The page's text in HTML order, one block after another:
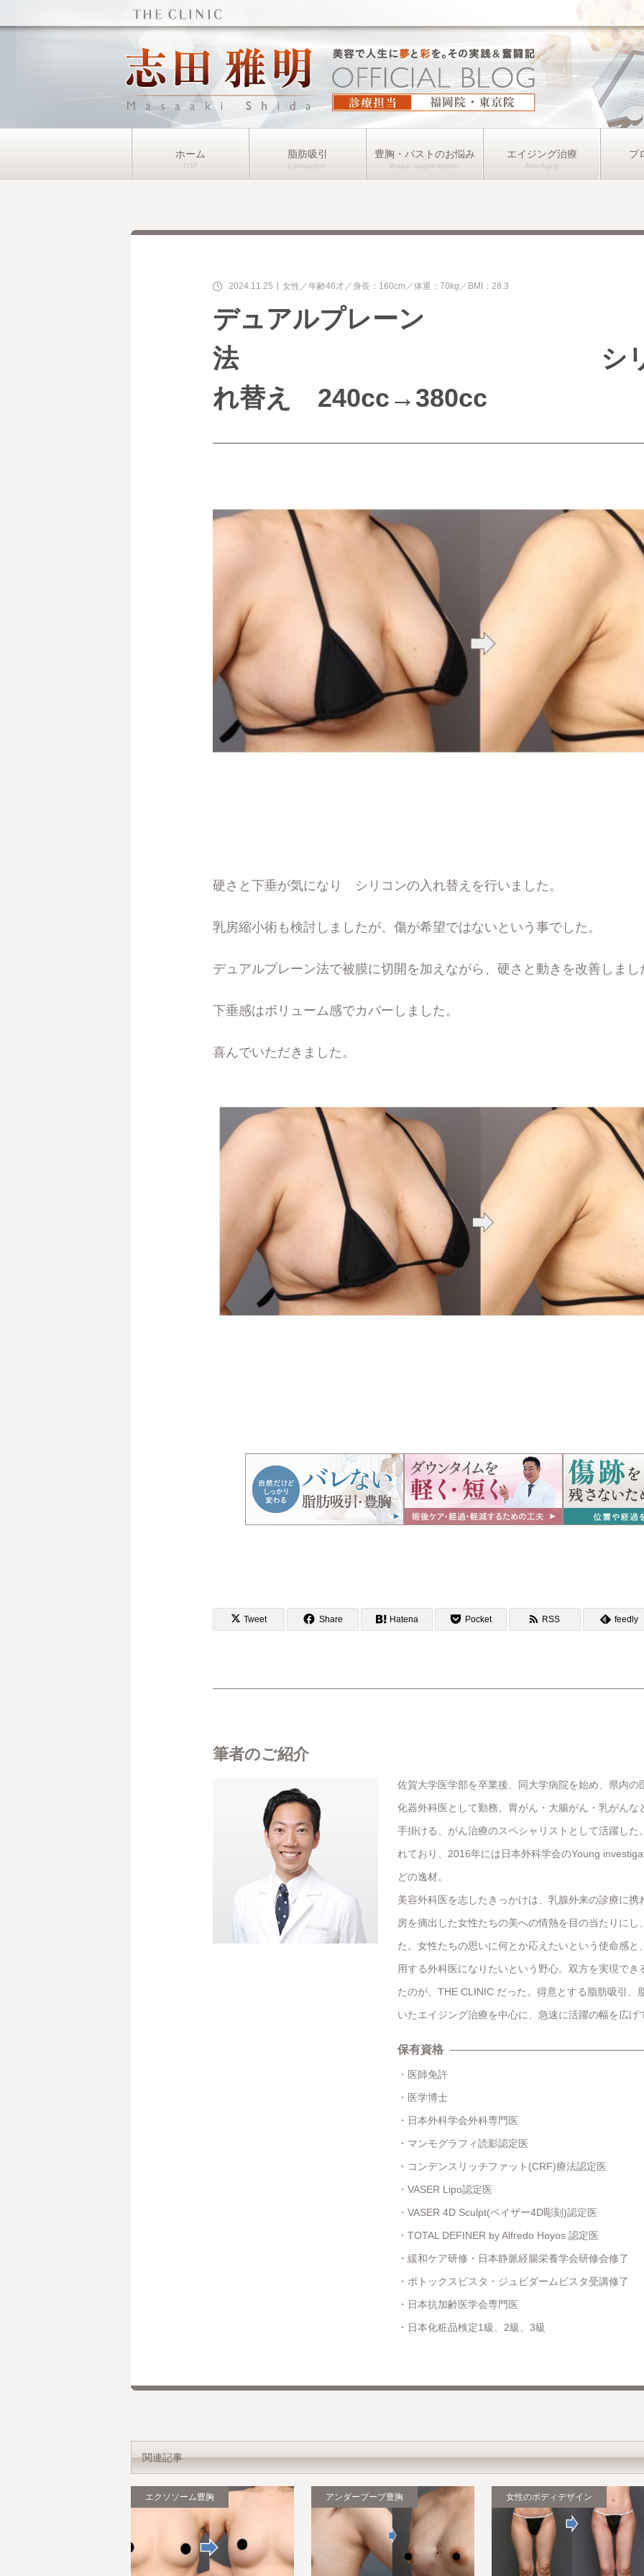
ホーム 脂肪吸引 豊胸・バストのお悩み エイジング治療 プ
2024.11.25 女性 年齢46才 身長：160cm 体重：70kg BMI：28.3
デュアルプレーン
法 シリコ
れ替え 240cc→380cc
硬さと下垂が気になり シリコンの入れ替えを行いました。
乳房縮小術も検討しましたが、傷が希望ではないという事でした。
デュアルプレーン法で被膜に切開を加えながら、硬さと動きを改善しまし
下垂感はボリューム感でカバーしました。
喜んでいただきました。
Tweet Share Hatena Pocket RSS feedly
筆者のご紹介
佐賀大学医学部を卒業後、同大学病院を始め、県内の
化器外科医として勤務。胃がん・大腸がん・乳がんな
手掛ける、がん治療のスペシャリストとして活躍した
れており、2016年には日本外科学会のYoung
どの逸材。
美容外科医を志したきっかけは、乳腺外来の診療に携
房を摘出した女性たちの美への情熱を目の当たりにし
た。女性たちの思いに何とか応えたいという使命感と
用する外科医になりたいという野心。双方を実現でき
たのが、THE CLINIC だった。得意とする脂肪吸引、
いたエイジング治療を中心に、急速に活躍の幅を広げ
保有資格
医師免許
医学博士
日本外科学会外科専門医
マンモグラフィ読影認定医
コンデンスリッチファット(CRF)療法認定医
VASER Lipo認定医
VASER 4D Sculpt(ベイザー4D彫刻)認定医
TOTAL DEFINER by Alfredo Hoyos 認定医
緩和ケア研修・日本静脈経腸栄養学会研修会修了
ボトックスビスタ・ジュビダームビスタ受講修了
日本抗加齢医学会専門医
日本化粧品検定1級、2級、3級
関連記事
エクソソーム豊胸 アンダーブーブ豊胸 女性のボディデザイン